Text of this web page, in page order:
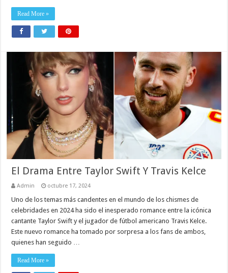
Read More »
El Drama Entre Taylor Swift Y Travis Kelce
Admin octubre 17, 2024
Uno de los temas más candentes en el mundo de los chismes de
celebridades en 2024 ha sido el inesperado romance entre la icónica
cantante Taylor Swift y el jugador de fútbol americano Travis Kelce.
Este nuevo romance ha tomado por sorpresa a los fans de ambos,
quienes han seguido …
Read More »